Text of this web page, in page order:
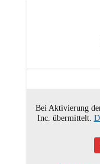
Bei Aktivierung
Inc. übermittelt.